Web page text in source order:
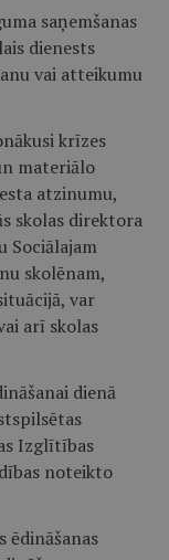
saņemšanas
dienests
vai atteikumu
krīzes
materiālo
atzinumu,
skolas direktora
Sociālajam
skolēnam,
var
arī skolas
dienā
Izglītības
noteikto
ēdināšanas